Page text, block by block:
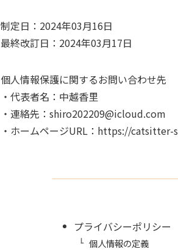
制定日：2024年03月16日
最終改訂日：2024年03月17日
個人情報保護に関するお問い合わせ先
・代表者名：中越香里
・連絡先：shiro202209@icloud.com
・ホームページURL：https://
プライバシーポリシー
個人情報の定義